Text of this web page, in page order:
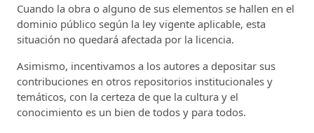
Cuando la obra o alguno de sus elementos se hallen en el
dominio público según la ley vigente aplicable, esta
situación no quedará afectada por la licencia.
Asimismo, incentivamos a los autores a depositar sus
contribuciones en otros repositorios institucionales y
temáticos, con la certeza de que la cultura y el
conocimiento es un bien de todos y para todos.